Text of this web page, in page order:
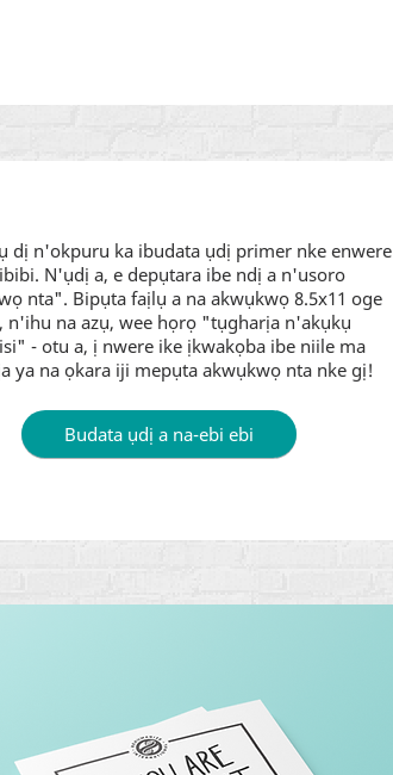
dị n'okpuru ka ibudata ụdị primer nke enwere
N'ụdị a, e depụtara ibe ndị a n'usoro
nta". Bipụta faịlụ a na akwụkwọ 8.5x11 oge
n'ihu na azụ, wee họrọ "tụgharịa n'akụkụ
- otu a, ị nwere ike ịkwakọba ibe niile ma
ya na ọkara iji mepụta akwụkwọ nta nke gị!
Budata ụdị a na-ebi ebi